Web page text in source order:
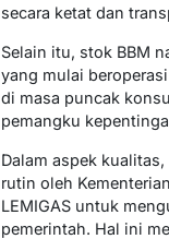
secara ketat dan
Selain itu, stok BBM
yang mulai
di masa puncak
pemangku
Dalam aspek
rutin oleh
LEMIGAS untuk
pemerintah. Hal ini